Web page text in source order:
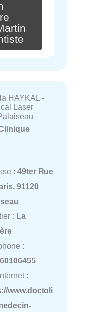
HAYKAL -
Laser
: 49ter Rue
91120
: La
:
:
www.doctoli